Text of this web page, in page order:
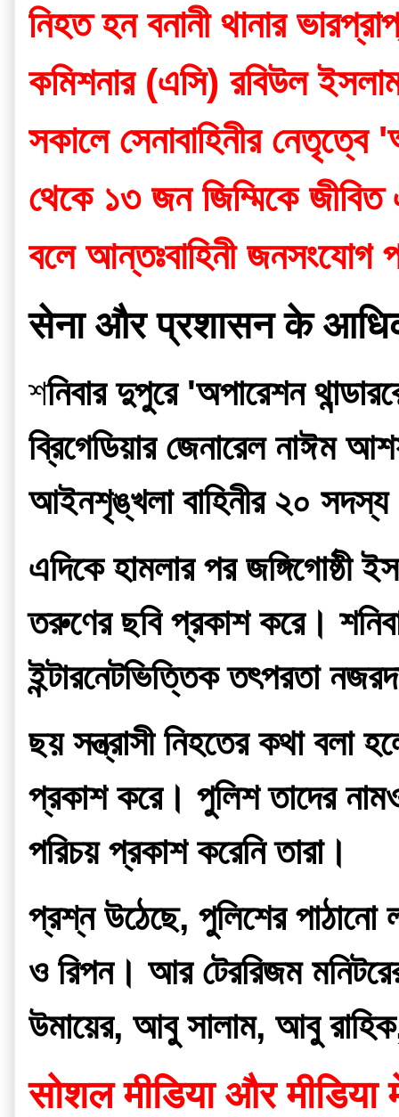
নিহত হন বনানী থানার
কমিশনার (এসি) রবিউল
সকালে সেনাবাহিনীর নেতৃত্বে
থেকে ১৩ জন জিম্মিকে
বলে আন্তঃবাহিনী
सेना और प्रशासन के
শনিবার দুপুরে 'অপারেশন
ব্রিগেডিয়ার জেনারেল নাঈম
আইনশৃঙ্খলা বাহিনীর ২০
এদিকে হামলার পর
তরুণের ছবি প্রকাশ করে।
ইন্টারনেটভিত্তিক তৎপরতা
ছয় সন্ত্রাসী নিহতের কথা বলা
প্রকাশ করে। পুলিশ তাদের
পরিচয় প্রকাশ করেনি তারা।
প্রশ্ন উঠেছে, পুলিশের পাঠানো
ও রিপন। আর টেররিজম
উমায়ের, আবু সালাম, আবু
सोशल मीडिया और मीडिया